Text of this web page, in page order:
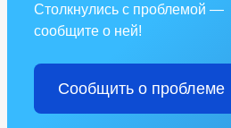
Столкнулись с проблемой —
сообщите о ней!
Сообщить о проблеме